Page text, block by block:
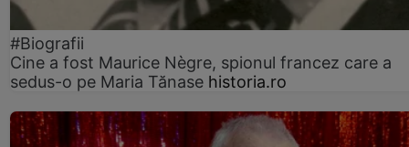
#Biografii
Cine a fost Maurice Nègre, spionul francez care a
sedus-o pe Maria Tănase historia.ro